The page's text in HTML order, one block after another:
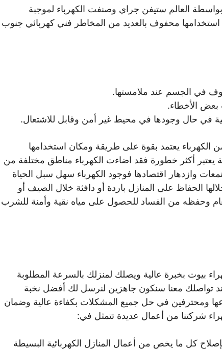
العالم ستيفن جراي وصنفت الكهرباء لموجبة
استخدامها محفوف بالعديد من المخاطر فني كهربائي جنوب
في الجسم عند ملامستها.
الأخطاء.
في حال وجودها في محيط غير أمن وقابل للاشتعال.
الكهرباء يعتمد بقوة على طريقة ومكان استخدامها
أكثر خطورة فقد اضاءت الكهرباء مناطق مختلفة من
وازدهار اقتصادها فوجود الكهرباء سهل سبل الحياة
الحفاظ على المنازل باردة أو دافئة خلال الصيف أو
وحفظه من الفساد للحصول على مياه نقية وأمنة للشرب
بيوت بخبرة عالية ويصلك لمنزلك بالسرعة المطلوبة
تواصلك معنا سنكون جاهزين لنرسل لك أفضل نخبة
ومحترفين في حل جميع المشكلات بكفاءة عالية وضمان
شركتنا من أعمال عديدة تتمثل في:
كل ما يخص من أعمال المنازل الكهربائية البسيطة